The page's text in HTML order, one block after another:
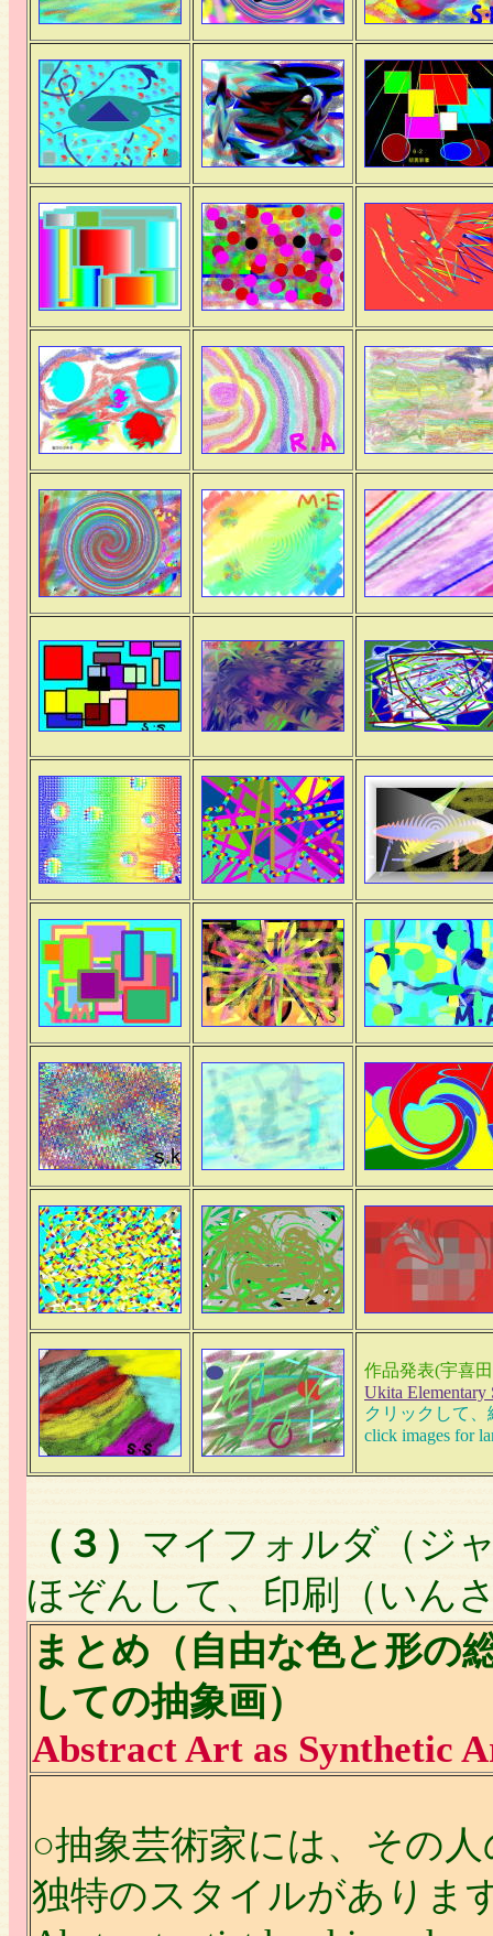
作品発表(宇喜
Ukita Elementary
クリックして
click images for
（３） マイフォルダ（ジ
ほぞんして、印刷（いん
まとめ（自由な色と形の
しての抽象画）
Abstract Art as Synthetic
○抽象芸術家には、その人
独特のスタイルがありま